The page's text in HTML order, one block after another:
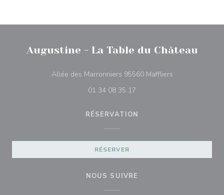
Augustine - La Table du Château
Allée des Marronniers 95560 Maffliers((ouvre une
01 34 08 35 17
RÉSERVATION
RÉSERVER
NOUS SUIVRE